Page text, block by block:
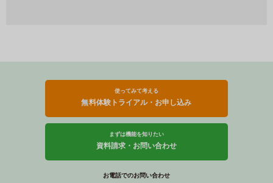
使ってみて考える
無料体験トライアル・お申し込み
まずは機能を知りたい
資料請求・お問い合わせ
お電話でのお問い合わせ